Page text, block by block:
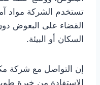
تستخدم الشركة مواد
القضاء على البعوض
السكان أو البيئة.
إن التواصل مع شركة
الاستفادة من خبرة